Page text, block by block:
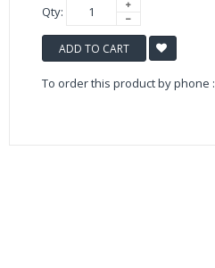
Qty:
ADD TO CART
To order this product by phone :